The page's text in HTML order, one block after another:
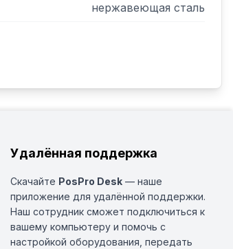
нержавеющая сталь
Удалённая поддержка
Скачайте PosPro Desk — наше
приложение для удалённой поддержки.
Наш сотрудник сможет подключиться к
вашему компьютеру и помочь с
настройкой оборудования, передать